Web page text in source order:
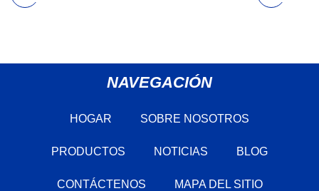
NAVEGACIÓN
HOGAR SOBRE NOSOTROS
PRODUCTOS NOTICIAS BLOG
CONTÁCTENOS MAPA DEL SITIO